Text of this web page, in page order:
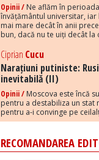
Opinii / Ne aflăm în
învățământul universitar,
mai mare decât în anii
bun, dacă nu te uiți decât la
Ciprian Cucu
Narațiuni putiniste:
inevitabilă (II)
Opinii / Moscova este încă
pentru a destabiliza un stat
pentru a-i convinge pe
RECOMANDAREA